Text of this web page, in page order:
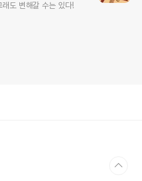
도 변해갈 수는 있다!